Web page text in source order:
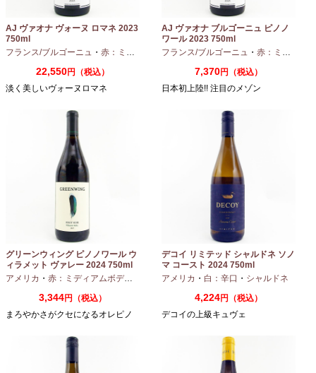
AJ ヴァオナ ヴォーヌ ロマネ 2023
750ml
フランス/ブルゴーニュ ・ 赤：ミディアムボディ ・ピノノワール
22,550円（税込）
淡く美しいヴォーヌロマネ
AJ ヴァオナ ブルゴーニュ ピノノ
ワール 2023 750ml
フランス/ブルゴーニュ ・ 赤：ミディアムボディ
7,370円（税込）
日本初上陸!! 注目のメゾン
グリーンウィング ピノノワール ウ
ィラメット ヴァレー 2024 750ml
アメリカ ・ 赤：ミディアムボディ ピノノワール
3,344円（税込）
まろやかさがクセになるオレピノ
デコイ リミテッド シャルドネ ソノ
マ コースト 2024 750ml
アメリカ ・ 白：辛口 ・ シャルドネ
4,224円（税込）
デコイの上級キュヴェ